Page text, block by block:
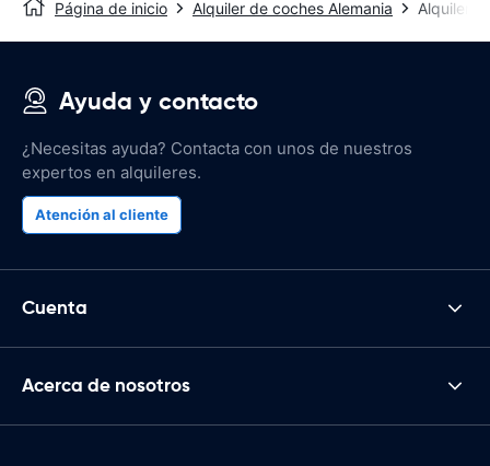
Página de inicio Alquiler de coches Alemania Alquiler
Ayuda y contacto
¿Necesitas ayuda? Contacta con unos de nuestros
expertos en alquileres.
Atención al cliente
Cuenta
Acerca de nosotros